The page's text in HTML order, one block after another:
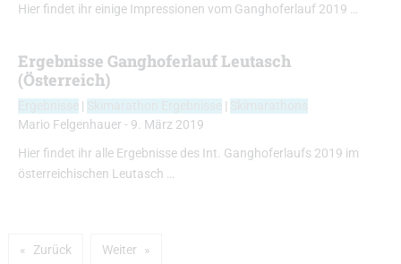
Hier findet ihr einige Impressionen vom Ganghoferlauf 2019 …
Ergebnisse Ganghoferlauf Leutasch
(Österreich)
| |
Mario Felgenhauer - 9. März 2019
Hier findet ihr alle Ergebnisse des Int. Ganghoferlaufs 2019 im
österreichischen Leutasch …
Zurück Weiter